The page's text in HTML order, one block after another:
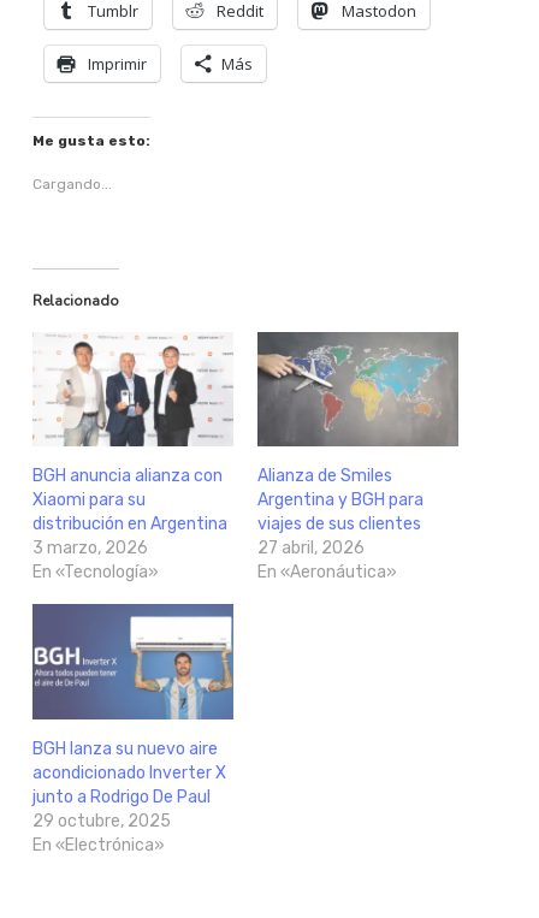
Tumblr Reddit Mastodon
Imprimir Más
Me gusta esto:
Cargando...
Relacionado
BGH anuncia alianza con
Xiaomi para su
distribución en Argentina
3 marzo, 2026
En «Tecnología»
Alianza de Smiles
Argentina y BGH para
viajes de sus clientes
27 abril, 2026
En «Aeronáutica»
BGH lanza su nuevo aire
acondicionado Inverter X
junto a Rodrigo De Paul
29 octubre, 2025
En «Electrónica»